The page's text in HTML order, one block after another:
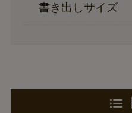
書き出しサイズ